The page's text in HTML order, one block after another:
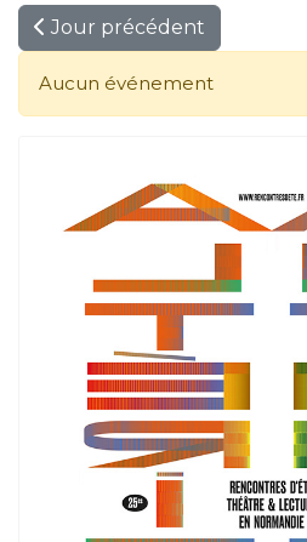
Jour précédent
Aucun événement